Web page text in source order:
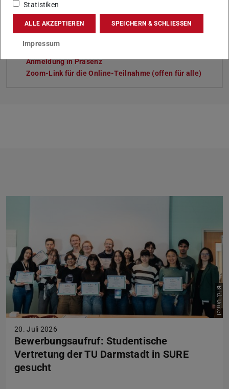
Links
Universitätsallianz Unite!
Anmeldung in Präsenz
Zoom-Link für die Online-Teilnahme (offen für alle)
Bild: Unite!
20. Juli 2026
Bewerbungsaufruf: Studentische
Vertretung der TU Darmstadt in SURE
gesucht
Statistiken
ALLE AKZEPTIEREN SPEICHERN & SCHLIESSEN
Impressum